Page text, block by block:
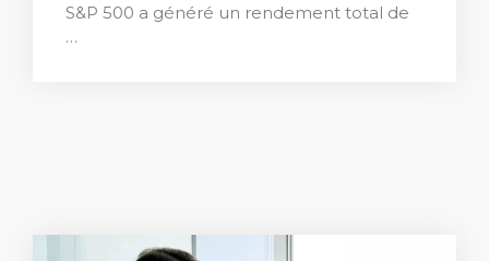
S&P 500 a généré un rendement total de
…